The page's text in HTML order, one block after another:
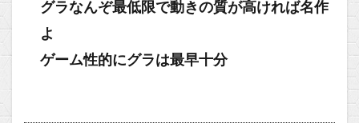
グラなんぞ最低限で動きの質が高ければ名作
よ
ゲーム性的にグラは最早十分